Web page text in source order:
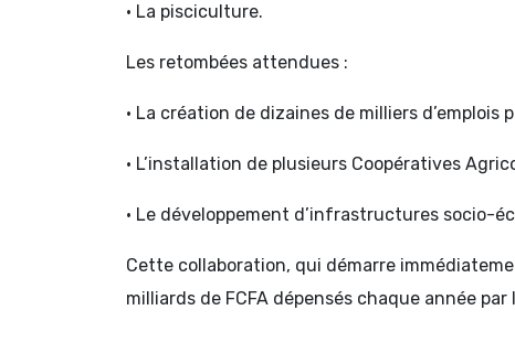
• La pisciculture.
Les retombées attendues :
• La création de dizaines de milliers d’emplois
• L’installation de plusieurs Coopératives
• Le développement d’infrastructures socio-
Cette collaboration, qui démarre
milliards de FCFA dépensés chaque année